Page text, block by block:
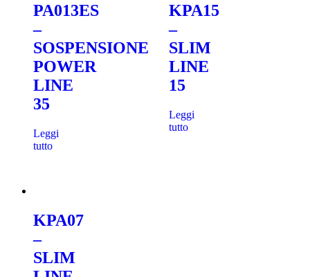
PA013ES
–
SOSPENSIONE
POWER
LINE
35
Leggi
tutto
KPA15
–
SLIM
LINE
15
Leggi
tutto
KPA07
–
SLIM